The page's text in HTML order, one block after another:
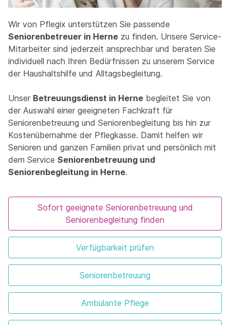
Wir von Pflegix unterstützen Sie passende
Seniorenbetreuer in Herne zu finden. Unsere Service-
Mitarbeiter sind jederzeit ansprechbar und beraten Sie
individuell nach Ihren Bedürfnissen zu unserem Service
der Haushaltshilfe und Alltagsbegleitung.
Unser Betreuungsdienst in Herne begleitet Sie von
der Auswahl einer geeigneten Fachkraft für
Seniorenbetreuung und Seniorenbegleitung bis hin zur
Kostenübernahme der Pflegkasse. Damit helfen wir
Senioren und ganzen Familien privat und persönlich mit
dem Service Seniorenbetreuung und
Seniorenbegleitung in Herne.
Sofort geeignete Seniorenbetreuung und
Seniorenbegleitung finden
Verfügbarkeit prüfen
Seniorenbetreuung
Ambulante Pflege